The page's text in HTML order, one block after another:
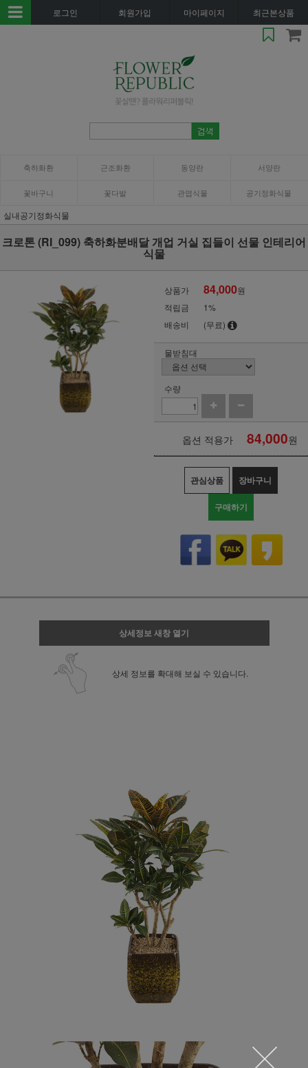
로그인 회원가입 마이페이지 최근본상품
축하화환 근조화환 동양란 서양란
꽃바구니 꽃다발 관엽식물 공기정화식물
실내공기정화식물
크로톤 (RI_099) 축하화분배달 개업 거실 집들이 선물 인테리어
식물
상품가 84,000원
적립금
1%
배송비
(무료)
물받침대
수량
옵션 적용가 84,000원
관심상품 장바구니
구매하기
상세정보 새창 열기
상세 정보를 확대해 보실 수 있습니다.